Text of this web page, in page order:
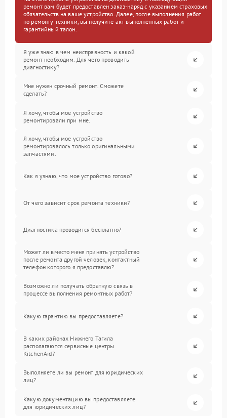
ремонт вам будет предоставлен заказ-наряд с указанием страховых
обязательств на ваше устройство. Далее, после выполнения работ
по ремонту техники, вы получите акт выполненных работ и
гарантийный талон.
Я уже знаю в чем неисправность и какой
ремонт необходим. Для чего проводить
диагностику?
Мне нужен срочный ремонт. Сможете
сделать?
Я хочу, чтобы мое устройство
ремонтировали при мне.
Я хочу, чтобы мое устройство
ремонтировалось только оригинальными
запчастями.
Как я узнаю, что мое устройство готово?
От чего зависит срок ремонта техники?
Диагностика проводится бесплатно?
Может ли вместо меня принять устройство
после ремонта другой человек, контактный
телефон которого я предоставлю?
Возможно ли получать обратную связь в
процессе выполнения ремонтных работ?
Какую гарантию вы предоставляете?
В каких районах Нижнего Тагила
располагаются сервисные центры
KitchenAid?
Выполняете ли вы ремонт для юридических
лиц?
Какую документацию вы предоставляете
для юридических лиц?